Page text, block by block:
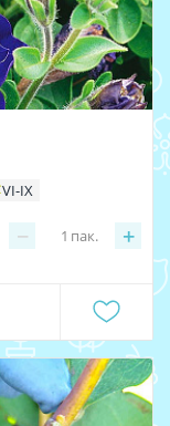
VI-IX
− +
1 пак.